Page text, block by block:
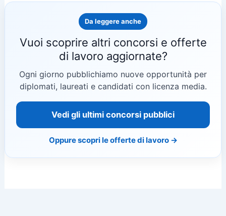
Da leggere anche
Vuoi scoprire altri concorsi e offerte
di lavoro aggiornate?
Ogni giorno pubblichiamo nuove opportunità per
diplomati, laureati e candidati con licenza media.
Vedi gli ultimi concorsi pubblici
Oppure scopri le offerte di lavoro →